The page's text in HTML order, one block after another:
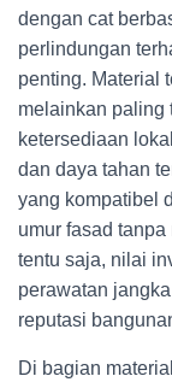
dengan cat
perlindungan
penting. Material
melainkan paling
ketersediaan
dan daya tahan
yang kompatibel
umur fasad
tentu saja, nilai
perawatan
reputasi
Di bagian